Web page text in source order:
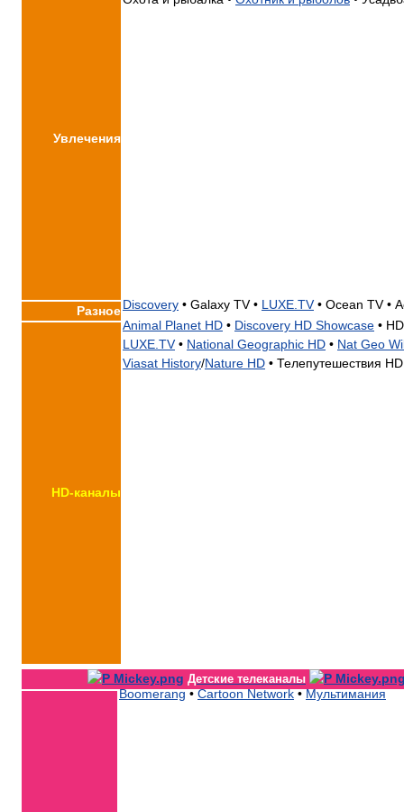
Увлечения
РазноеDiscovery • Galaxy TV • LUXE.TV• Ocean TV •
HD-каналы
Animal Planet HD • Discovery HD Showcase •
LUXE.TV• National Geographic HD • Nat Geo
Viasat History/Nature HD • Телепутешествия HD
Детские телеканалы
Boomerang• Cartoon Network• Мультимания